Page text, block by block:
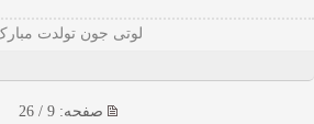
لوتی جون تولدت
صفحه: 9 / 26